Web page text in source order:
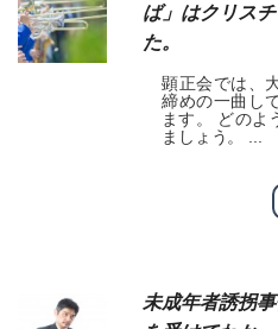
ば」はクリス
た。
顕正会では、
締めの一曲し
ます。 どのよ
ましょう。 ...
未成年者誘拐